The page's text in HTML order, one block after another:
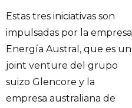
Estas tres iniciativas son
impulsadas por la empresa
Energía Austral, que es un
joint venture del grupo
suizo Glencore y la
empresa australiana de